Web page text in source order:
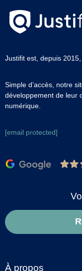
Justifit est, depuis
Simple d’accès, notre
développement de leur
numérique.
[email protected]
À propos